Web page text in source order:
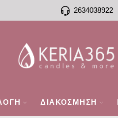
2634038922
ΔΙΑΚΟΣΜΗΣΗ